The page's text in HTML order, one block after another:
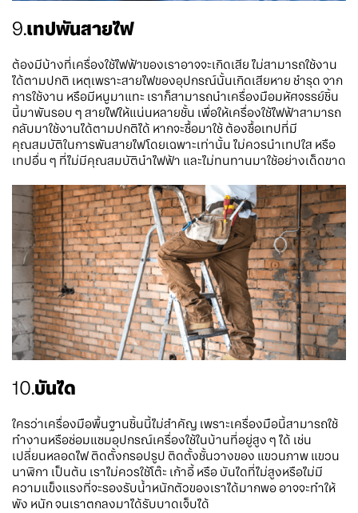
9.เทปพันสายไฟ
ต้องมีบ้างที่เครื่องใช้ไฟฟ้าของเราอาจจะเกิดเสีย ไม่สามารถใช้งาน
ได้ตามปกติ เหตุเพราะสายไฟของอุปกรณ์นั้นเกิดเสียหาย ชำรุด จาก
การใช้งาน หรือมีหนูมาแทะ เราก็สามารถนำเครื่องมือมหัศจรรย์ชิ้น
นี้มาพันรอบ ๆ สายไฟให้แน่นหลายชั้น เพื่อให้เครื่องใช้ไฟฟ้าสามารถ
กลับมาใช้งานได้ตามปกติได้ หากจะซื้อมาใช้ ต้องซื้อเทปที่มี
คุณสมบัติในการพันสายไฟโดยเฉพาะเท่านั้น ไม่ควรนำเทปใส หรือ
เทปอื่น ๆ ที่ไม่มีคุณสมบัตินำไฟฟ้า และไม่ทนทานมาใช้อย่างเด็ดขาด
10.บันได
ใครว่าเครื่องมือพื้นฐานชิ้นนี้ไม่สำคัญ เพราะเครื่องมือนี้สามารถใช้
ทำงานหรือซ่อมแซมอุปกรณ์เครื่องใช้ในบ้านที่อยู่สูง ๆ ได้ เช่น
เปลี่ยนหลอดไฟ ติดตั้งกรอปรูป ติดตั้งชั้นวางของ แขวนภาพ แขวน
นาฬิกา เป็นต้น เราไม่ควรใช้โต๊ะ เก้าอี้ หรือ บันไดที่ไม่สูงหรือไม่มี
ความแข็งแรงที่จะรองรับน้ำหนักตัวของเราได้มากพอ อาจจะทำให้
พัง หนัก จนเราตกลงมาได้รับบาดเจ็บได้